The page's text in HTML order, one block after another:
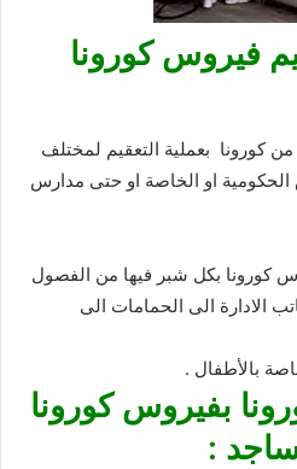
فيروس كورونا
كورونا بعملية التعقيم لمختلف
او الخاصة او حتى مدارس
كورونا بكل شبر فيها من الفصول
الادارة الى الحمامات الى
بالأطفال .
بفيروس كورونا
: